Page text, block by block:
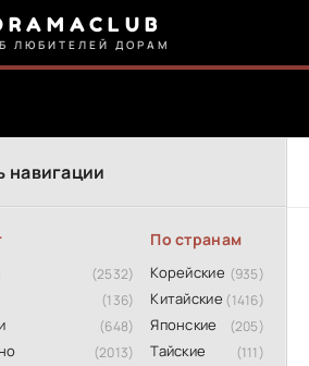
ЛЮБИТЕЛЕЙ ДОРАМ
навигации
(2532)
(136)
(648)
(2013)
По странам
Корейские (935)
Китайские (1416)
Японские (205)
Тайские (111)